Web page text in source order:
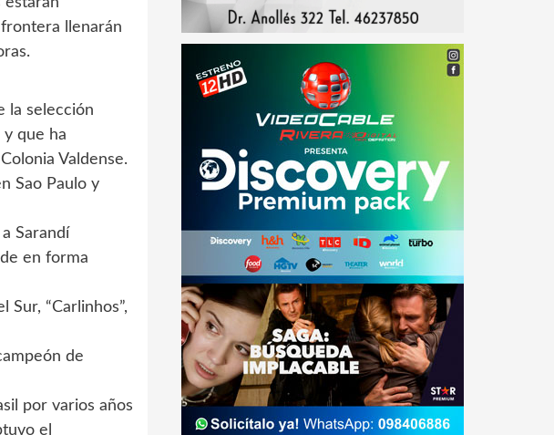
llenarán
la selección
y que ha
Valdense.
Sao Paulo y
Sarandí
en forma
“Carlinhos”,
de
por varios años
el